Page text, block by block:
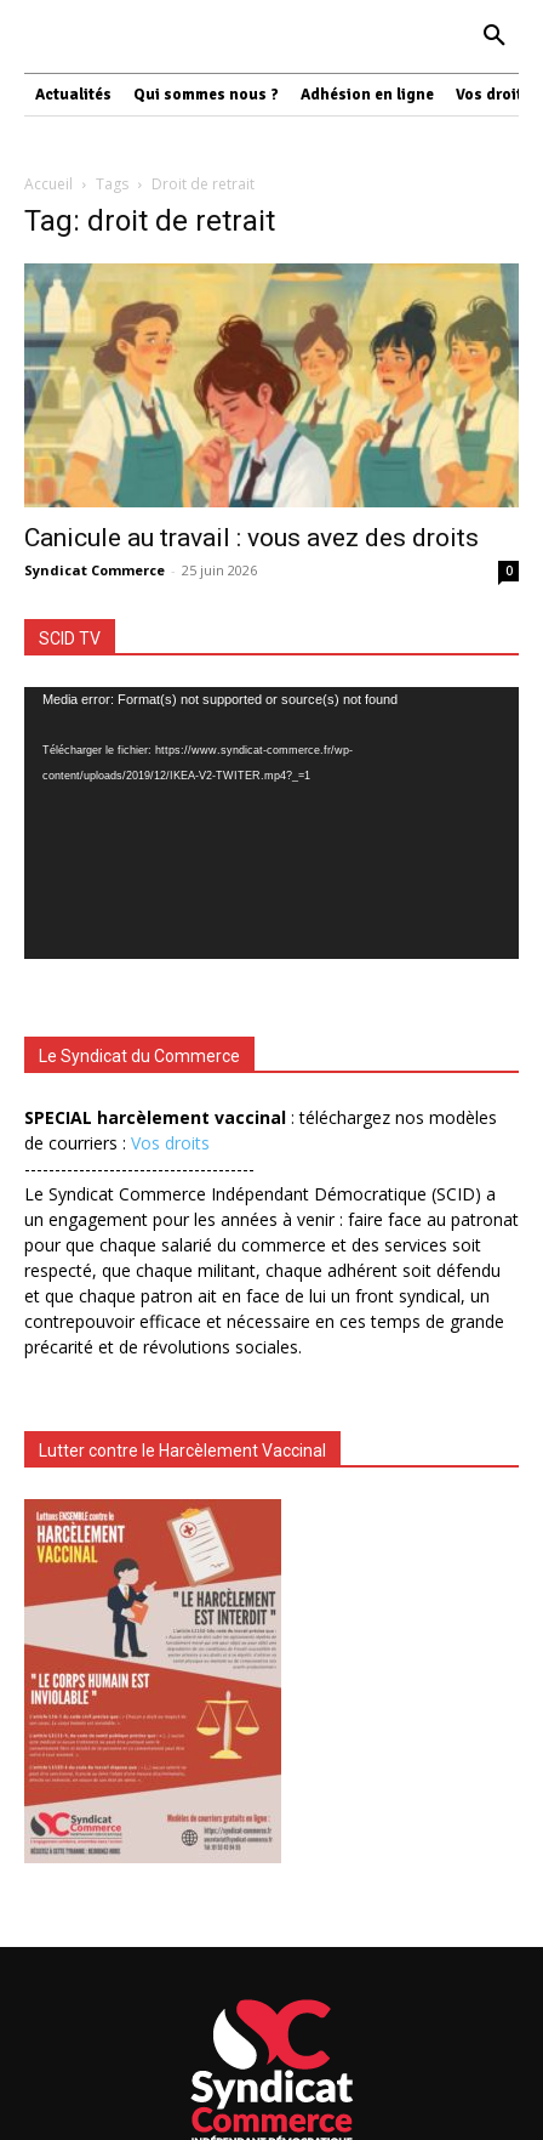
Actualités Qui sommes nous ? Adhésion en ligne Vos droits
Accueil Tags Droit de retrait
Tag: droit de retrait
Canicule au travail : vous avez des droits
Syndicat Commerce - 25 juin 2026 0
SCID TV
Lecteur
Media error: Format(s) not supported or source(s) not found
Télécharger le fichier: https://www.syndicat-commerce.fr/wp-
content/uploads/2019/12/IKEA-V2-TWITER.mp4?_=1
Le Syndicat du Commerce
SPECIAL harcèlement vaccinal : téléchargez nos modèles
de courriers : Vos droits
--------------------------------------
Le Syndicat Commerce Indépendant Démocratique (SCID) a
un engagement pour les années à venir : faire face au patronat
pour que chaque salarié du commerce et des services soit
respecté, que chaque militant, chaque adhérent soit défendu
et que chaque patron ait en face de lui un front syndical, un
contrepouvoir efficace et nécessaire en ces temps de grande
précarité et de révolutions sociales.
Lutter contre le Harcèlement Vaccinal